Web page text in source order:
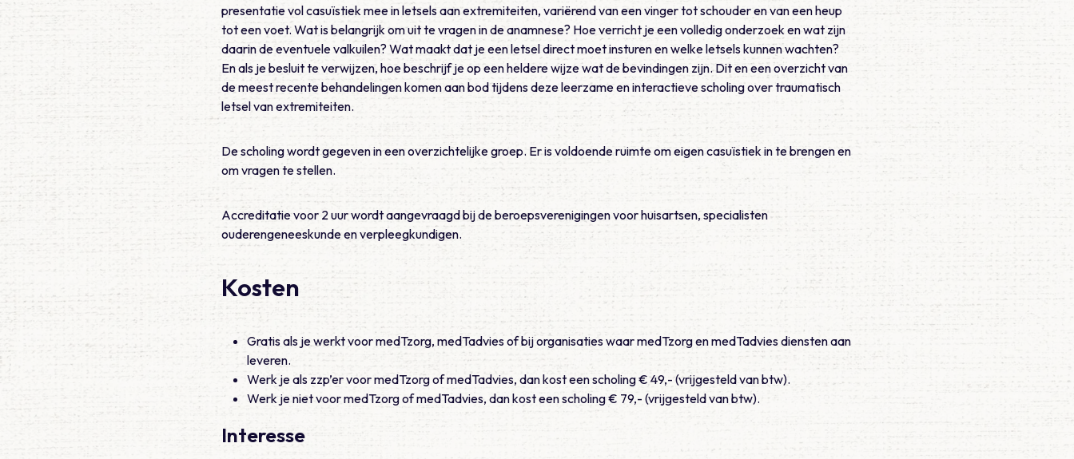
presentatie vol casuïstiek mee in letsels aan extremiteiten, variërend van een vinger tot schouder en van een heup
tot een voet. Wat is belangrijk om uit te vragen in de anamnese? Hoe verricht je een volledig onderzoek en wat zijn
daarin de eventuele valkuilen? Wat maakt dat je een letsel direct moet insturen en welke letsels kunnen wachten?
En als je besluit te verwijzen, hoe beschrijf je op een heldere wijze wat de bevindingen zijn. Dit en een overzicht van
de meest recente behandelingen komen aan bod tijdens deze leerzame en interactieve scholing over traumatisch
letsel van extremiteiten.
De scholing wordt gegeven in een overzichtelijke groep. Er is voldoende ruimte om eigen casuïstiek in te brengen en
om vragen te stellen.
Accreditatie voor 2 uur wordt aangevraagd bij de beroepsverenigingen voor huisartsen, specialisten
ouderengeneeskunde en verpleegkundigen.
Kosten
Gratis als je werkt voor medTzorg, medTadvies of bij organisaties waar medTzorg en medTadvies diensten aan
leveren.
Werk je als zzp’er voor medTzorg of medTadvies, dan kost een scholing € 49,- (vrijgesteld van btw).
Werk je niet voor medTzorg of medTadvies, dan kost een scholing € 79,- (vrijgesteld van btw).
Interesse